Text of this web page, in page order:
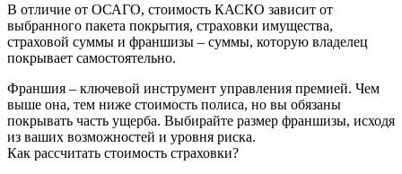
В отличие от ОСАГО, стоимость КАСКО зависит от
выбранного пакета покрытия, страховки имущества,
страховой суммы и франшизы – суммы, которую владелец
покрывает самостоятельно.
Франшия – ключевой инструмент управления премией. Чем
выше она, тем ниже стоимость полиса, но вы обязаны
покрывать часть ущерба. Выбирайте размер франшизы, исходя
из ваших возможностей и уровня риска.
Как рассчитать стоимость страховки?